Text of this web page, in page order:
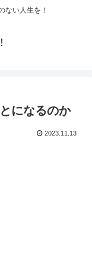
ない人生を！
になるのか
2023.11.13